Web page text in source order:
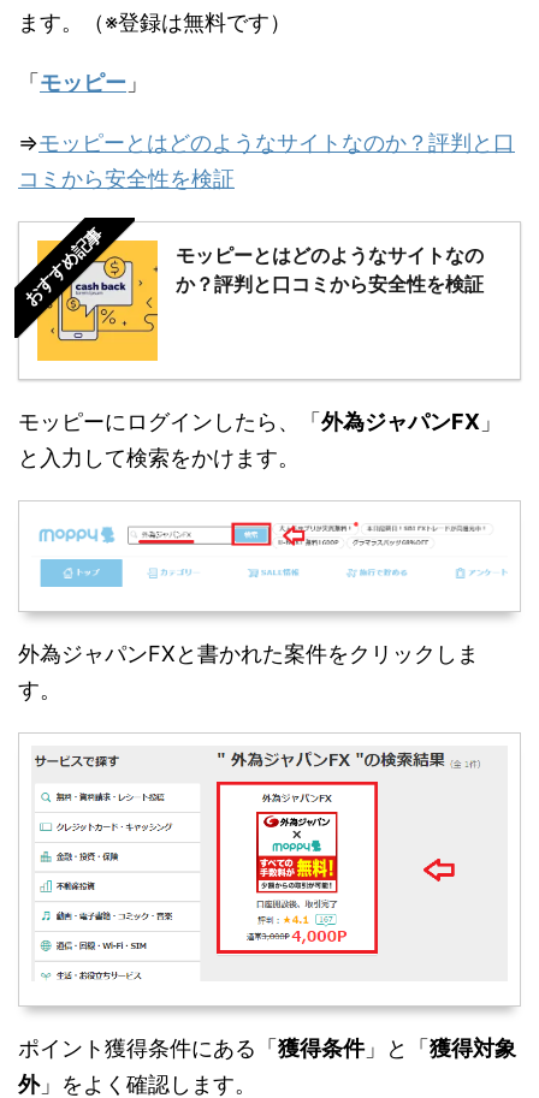
ます。（※登録は無料です）
「モッピー 」
⇒モッピーとはどのようなサイトなのか？評判と口
コミから安全性を検証
おすすめ記事
モッピーとはどのようなサイトなの
か？評判と口コミから安全性を検証
モッピーにログインしたら、「外為ジャパンFX 」
と入力して検索をかけます。
外為ジャパンFXと書かれた案件をクリックしま
す。
ポイント獲得条件にある「獲得条件」と「獲得対象
外」をよく確認します。